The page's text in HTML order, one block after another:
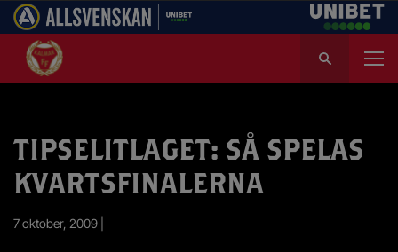
k
t
TIPSELITLAGET: SÅ SPELAS
KVARTSFINALERNA
7 oktober, 2009 |